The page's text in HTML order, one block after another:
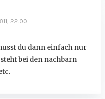
22:00
du dann einfach nur
bei den nachbarn